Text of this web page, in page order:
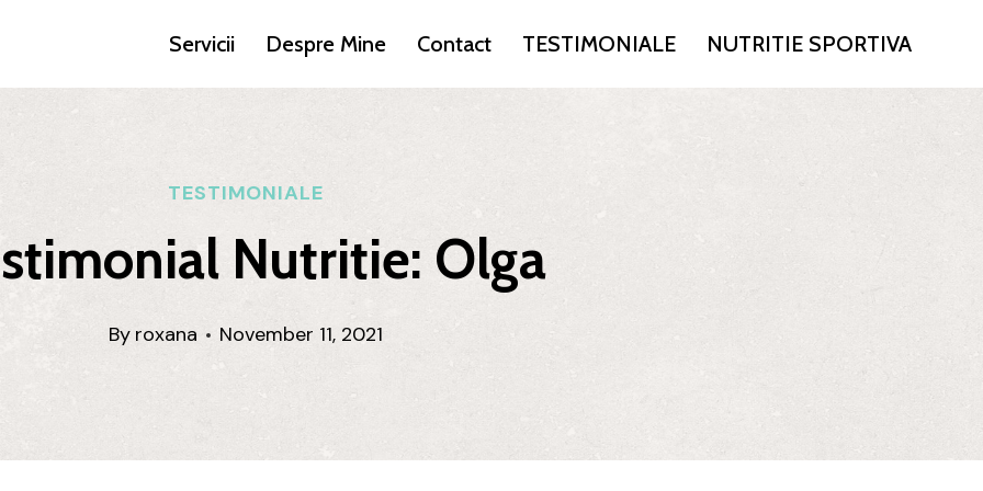
Servicii Despre Mine Contact TESTIMONIALE NUTRITIE SPORTIVA
TESTIMONIALE
Nutritie: Olga
By roxana November 11, 2021